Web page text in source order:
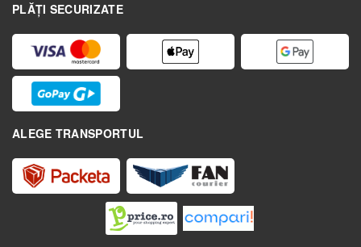
PLĂȚI SECURIZATE
ALEGE TRANSPORTUL